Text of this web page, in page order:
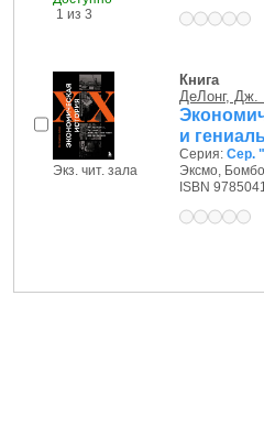
1 из 3
Экз. чит. зала
Книга
ДеЛонг, Дж.
и
Серия: Сер.
Эксмо,
ISBN